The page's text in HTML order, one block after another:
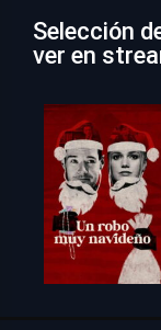
Selección
ver en